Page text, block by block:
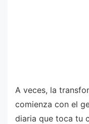
A veces, la
comienza con el
diaria que toca tu